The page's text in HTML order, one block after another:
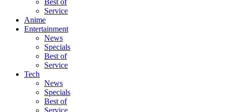
Best of
Service
Anime
Entertainment
News
Specials
Best of
Service
Tech
News
Specials
Best of
Service